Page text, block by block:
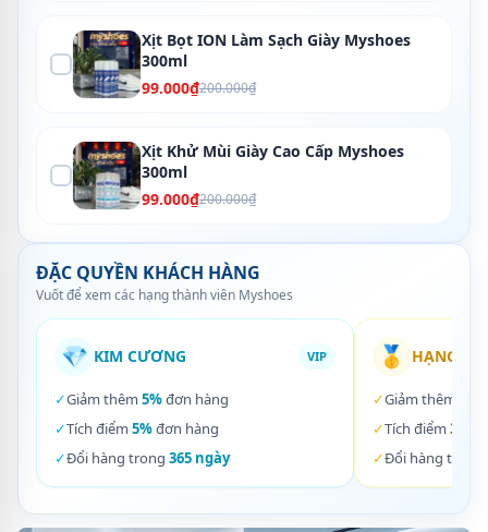
Xịt Bọt ION Làm Sạch Giày Myshoes
300ml
99.000₫200.000₫
Xịt Khử Mùi Giày Cao Cấp Myshoes
300ml
99.000₫200.000₫
ĐẶC QUYỀN KHÁCH HÀNG
Vuốt để xem các hạng thành viên Myshoes
💎 KIM CƯƠNG VIP
✓Giảm thêm 5%đơn hàng
✓Tích điểm 5%đơn hàng
✓Đổi hàng trong 365 ngày
🥇 HẠNG
✓Giảm thêm
✓Tích điểm 3%
✓Đổi hàng trong